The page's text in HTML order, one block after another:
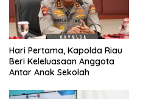
Hari Pertama, Kapolda Riau
Beri Keleluasaan Anggota
Antar Anak Sekolah